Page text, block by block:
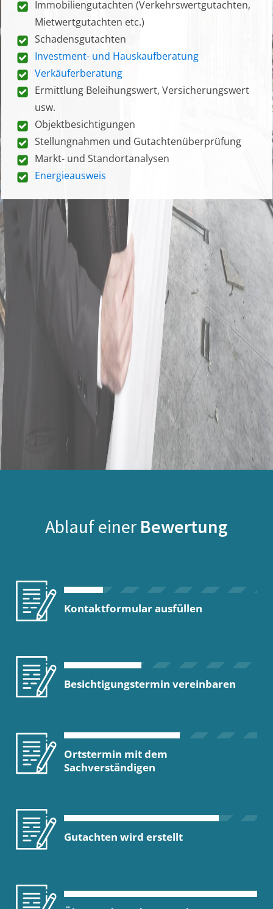
Immobiliengutachten (Verkehrswertgutachten,
Mietwertgutachten etc.)
Schadensgutachten
Investment- und Hauskaufberatung
Verkäuferberatung
Ermittlung Beleihungswert, Versicherungswert
usw.
Objektbesichtigungen
Stellungnahmen und Gutachtenüberprüfung
Markt- und Standortanalysen
Energieausweis
Ablauf einer Bewertung
Kontaktformular ausfüllen
Besichtigungstermin vereinbaren
Ortstermin mit dem
Sachverständigen
Gutachten wird erstellt